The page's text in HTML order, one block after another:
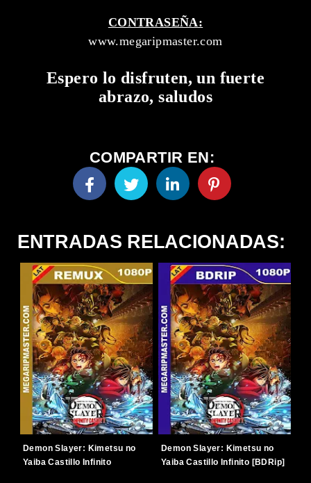
CONTRASEÑA:
www.megaripmaster.com
Espero lo disfruten, un fuerte
abrazo, saludos
COMPARTIR EN:
ENTRADAS RELACIONADAS:
Demon Slayer: Kimetsu no
Yaiba Castillo Infinito
Demon Slayer: Kimetsu no
Yaiba Castillo Infinito [BDRip]